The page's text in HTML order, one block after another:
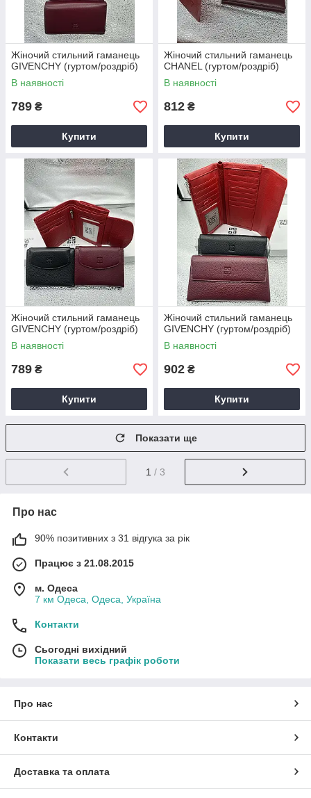
Жіночий стильний гаманець
GIVENCHY (гуртом/роздріб)
В наявності
789 ₴
Купити
Жіночий стильний гаманець
CHANEL (гуртом/роздріб)
В наявності
812 ₴
Купити
Жіночий стильний гаманець
GIVENCHY (гуртом/роздріб)
В наявності
789 ₴
Купити
Жіночий стильний гаманець
GIVENCHY (гуртом/роздріб)
В наявності
902 ₴
Купити
Показати ще
1 / 3
Про нас
90% позитивних з 31 відгука за рік
Працює з 21.08.2015
м. Одеса
7 км Одеса, Одеса, Україна
Контакти
Сьогодні вихідний
Показати весь графік роботи
Про нас
Контакти
Доставка та оплата